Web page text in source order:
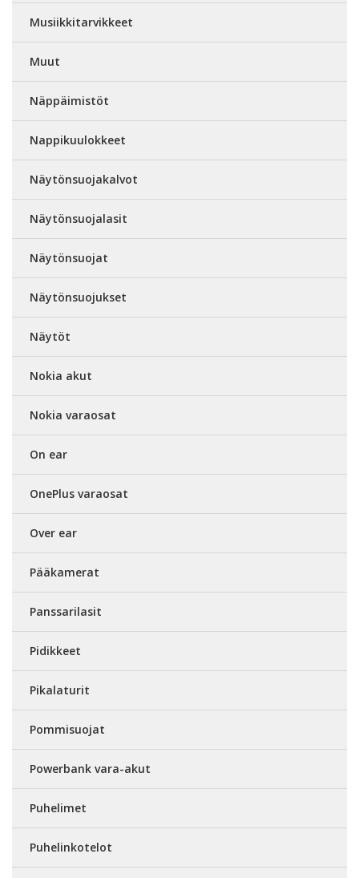
Musiikkitarvikkeet
Muut
Näppäimistöt
Nappikuulokkeet
Näytönsuojakalvot
Näytönsuojalasit
Näytönsuojat
Näytönsuojukset
Näytöt
Nokia akut
Nokia varaosat
On ear
OnePlus varaosat
Over ear
Pääkamerat
Panssarilasit
Pidikkeet
Pikalaturit
Pommisuojat
Powerbank vara-akut
Puhelimet
Puhelinkotelot